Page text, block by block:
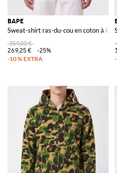
BAPE
Sweat-shirt ras-du-cou en coton à
359,00 €
269,25 €
-25%